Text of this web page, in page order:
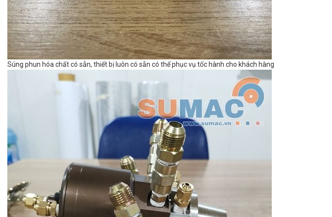
Súng phun hóa chất có sẵn, thiết bị luôn có sẵn có thể phục vụ tốc hành cho khách hàng